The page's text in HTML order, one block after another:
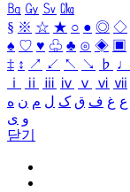
㏃ ㏉ ㏜ ㏆
§ ※ ☆ ★ ○ ● ◎ ◇
♠ ♡ ♥ ♧ ♣ ⊙ ◈ ▣
‡ ↕ ↗ ↙ ↖ ↘ ♭ ♩
ⅰ
ⅱ ⅲ ⅳ ⅴ ⅵ ⅶ
ع غ ف ق ک ل م ن ه
و ی
닫기